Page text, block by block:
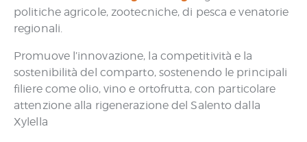
politiche agricole, zootecniche, di pesca e venatorie
regionali.
Promuove l’innovazione, la competitività e la
sostenibilità del comparto, sostenendo le principali
filiere come olio, vino e ortofrutta, con particolare
attenzione alla rigenerazione del Salento dalla
Xylella